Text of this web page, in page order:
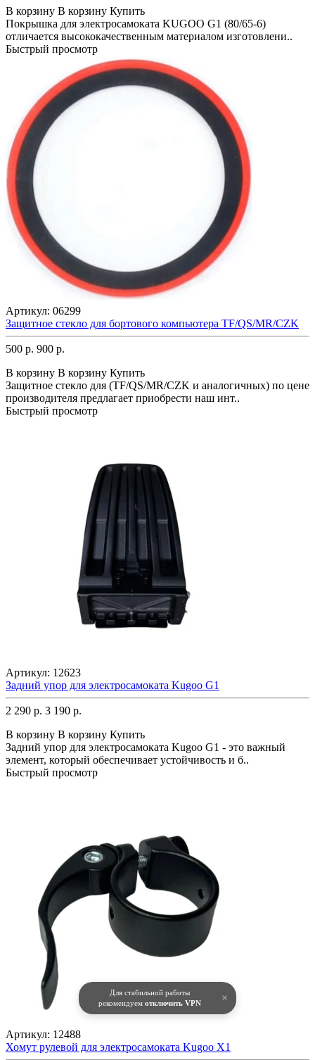
Для стабильной работы
рекомендуем отключить VPN ×
В корзину В корзину Купить
Покрышка для электросамоката KUGOO G1 (80/65-6)
отличается высококачественным материалом изготовлени..
Быстрый просмотр
Артикул: 06299
Защитное стекло для бортового компьютера TF/QS/MR/CZK
500 р. 900 р.
В корзину В корзину Купить
Защитное стекло для (TF/QS/MR/CZK и аналогичных) по цене
производителя предлагает приобрести наш инт..
Быстрый просмотр
Артикул: 12623
Задний упор для электросамоката Kugoo G1
2 290 р. 3 190 р.
В корзину В корзину Купить
Задний упор для электросамоката Kugoo G1 - это важный
элемент, который обеспечивает устойчивость и б..
Быстрый просмотр
Артикул: 12488
Хомут рулевой для электросамоката Kugoo X1